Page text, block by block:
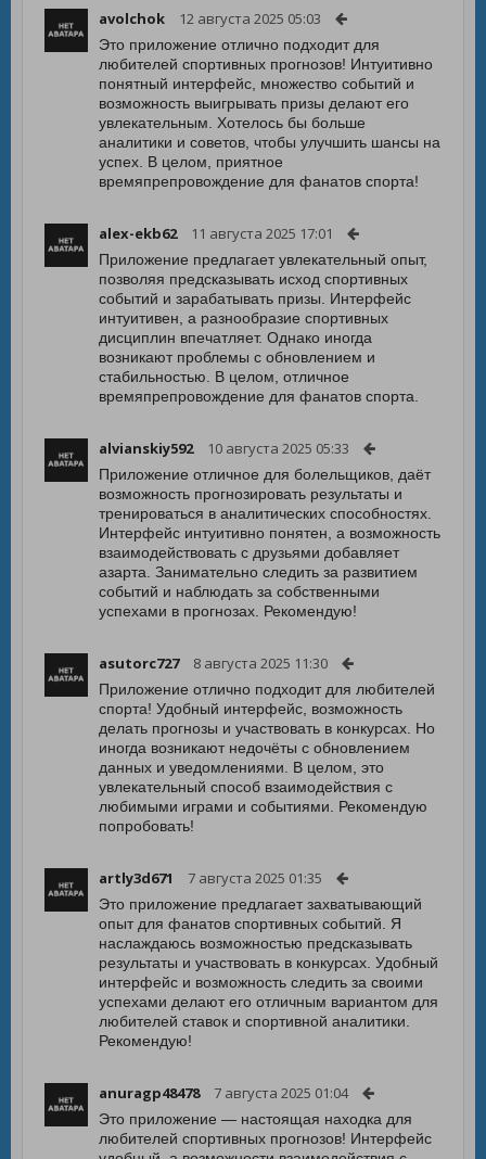
avolchok 12 августа 2025 05:03
Это приложение отлично подходит для
любителей спортивных прогнозов! Интуитивно
понятный интерфейс, множество событий и
возможность выигрывать призы делают его
увлекательным. Хотелось бы больше
аналитики и советов, чтобы улучшить шансы на
успех. В целом, приятное
времяпрепровождение для фанатов спорта!
alex-ekb62 11 августа 2025 17:01
Приложение предлагает увлекательный опыт,
позволяя предсказывать исход спортивных
событий и зарабатывать призы. Интерфейс
интуитивен, а разнообразие спортивных
дисциплин впечатляет. Однако иногда
возникают проблемы с обновлением и
стабильностью. В целом, отличное
времяпрепровождение для фанатов спорта.
alvianskiy592 10 августа 2025 05:33
Приложение отличное для болельщиков, даёт
возможность прогнозировать результаты и
тренироваться в аналитических способностях.
Интерфейс интуитивно понятен, а возможность
взаимодействовать с друзьями добавляет
азарта. Занимательно следить за развитием
событий и наблюдать за собственными
успехами в прогнозах. Рекомендую!
asutorc727 8 августа 2025 11:30
Приложение отлично подходит для любителей
спорта! Удобный интерфейс, возможность
делать прогнозы и участвовать в конкурсах. Но
иногда возникают недочёты с обновлением
данных и уведомлениями. В целом, это
увлекательный способ взаимодействия с
любимыми играми и событиями. Рекомендую
попробовать!
artly3d671 7 августа 2025 01:35
Это приложение предлагает захватывающий
опыт для фанатов спортивных событий. Я
наслаждаюсь возможностью предсказывать
результаты и участвовать в конкурсах. Удобный
интерфейс и возможность следить за своими
успехами делают его отличным вариантом для
любителей ставок и спортивной аналитики.
Рекомендую!
anuragp48478 7 августа 2025 01:04
Это приложение — настоящая находка для
любителей спортивных прогнозов! Интерфейс